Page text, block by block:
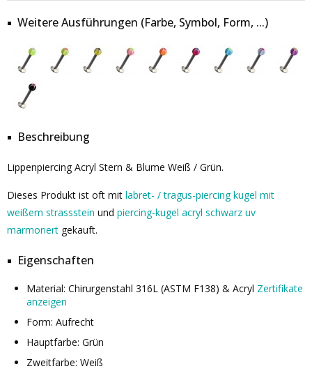
Weitere Ausführungen (Farbe, Symbol, Form, ...)
Beschreibung
Lippenpiercing Acryl Stern & Blume Weiß / Grün.
Dieses Produkt ist oft mit labret- / tragus-piercing kugel mit
weißem strassstein und piercing-kugel acryl schwarz uv
marmoriert gekauft.
Eigenschaften
Material: Chirurgenstahl 316L (ASTM F138) & Acryl Zertifikate
anzeigen
Form: Aufrecht
Hauptfarbe: Grün
Zweitfarbe: Weiß